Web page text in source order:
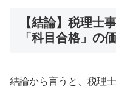
【結論】税理士
「科目合格」の
結論から言うと、税理